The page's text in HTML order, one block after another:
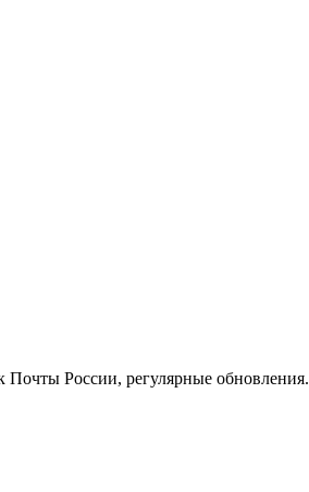
России, регулярные обновления.